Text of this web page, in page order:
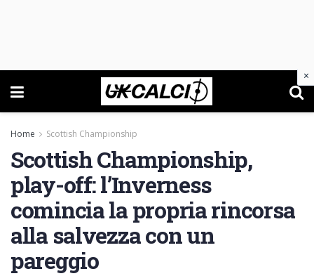
Home Scottish Championship
Scottish Championship,
play-off: l’Inverness
comincia la propria rincorsa
alla salvezza con un
pareggio
×